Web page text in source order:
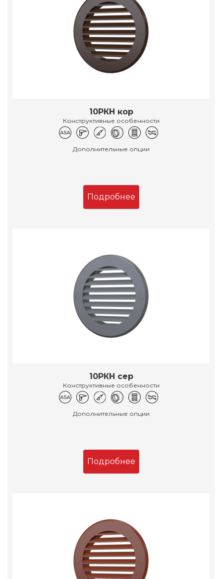
10РКН кор
Конструктивные особенности
Дополнительные опции
Подробнее
10РКН сер
Конструктивные особенности
Дополнительные опции
Подробнее